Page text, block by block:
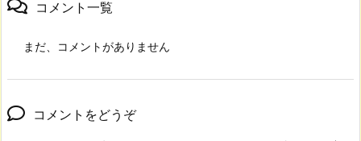
コメント一覧
まだ、コメントがありません
コメントをどうぞ